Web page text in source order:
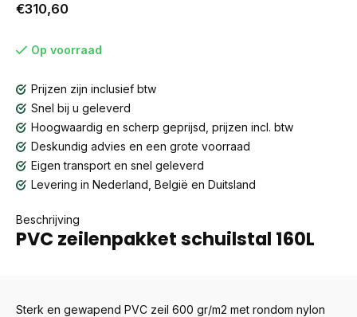
€310,60
Op voorraad
Prijzen zijn inclusief btw
Snel bij u geleverd
Hoogwaardig en scherp geprijsd, prijzen incl. btw
Deskundig advies en een grote voorraad
Eigen transport en snel geleverd
Levering in Nederland, België en Duitsland
Beschrijving
PVC zeilenpakket schuilstal 160L
Sterk en gewapend PVC zeil 600 gr/m2 met rondom nylon